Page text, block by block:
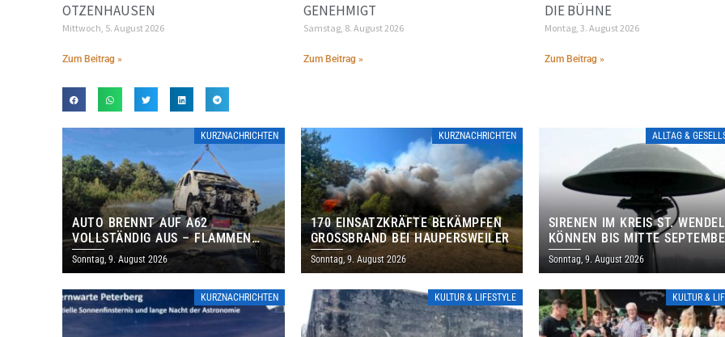
OTZENHAUSEN
Mittwoch, 5. August 2026
Zum Beitrag »
GENEHMIGT
Samstag, 8. August 2026
Zum Beitrag »
DIE BÜHNE
Montag, 3. August 2026
Zum Beitrag »
KURZNACHRICHTEN
AUTO BRENNT AUF A62
VOLLSTÄNDIG AUS – FLAMMEN
GREIFEN AUF BÖSCHUNG ÜBER
Sonntag, 9. August 2026
KURZNACHRICHTEN
170 EINSATZKRÄFTE BEKÄMPFEN
GROSSBRAND BEI HAUPERSWEILER
Sonntag, 9. August 2026
ALLTAG &
SIRENEN IM KREIS ST. WENDEL
KÖNNEN BIS MITTE
AUSSERPLANMÄSSIG HEULEN
Sonntag, 9. August 2026
KURZNACHRICHTEN KULTUR & LIFESTYLE KULTUR &